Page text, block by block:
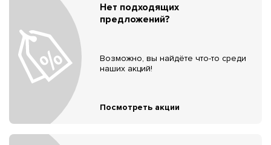
Нет подходящих
предложений?
Возможно, вы найдёте что-то среди
наших акций!
Посмотреть акции